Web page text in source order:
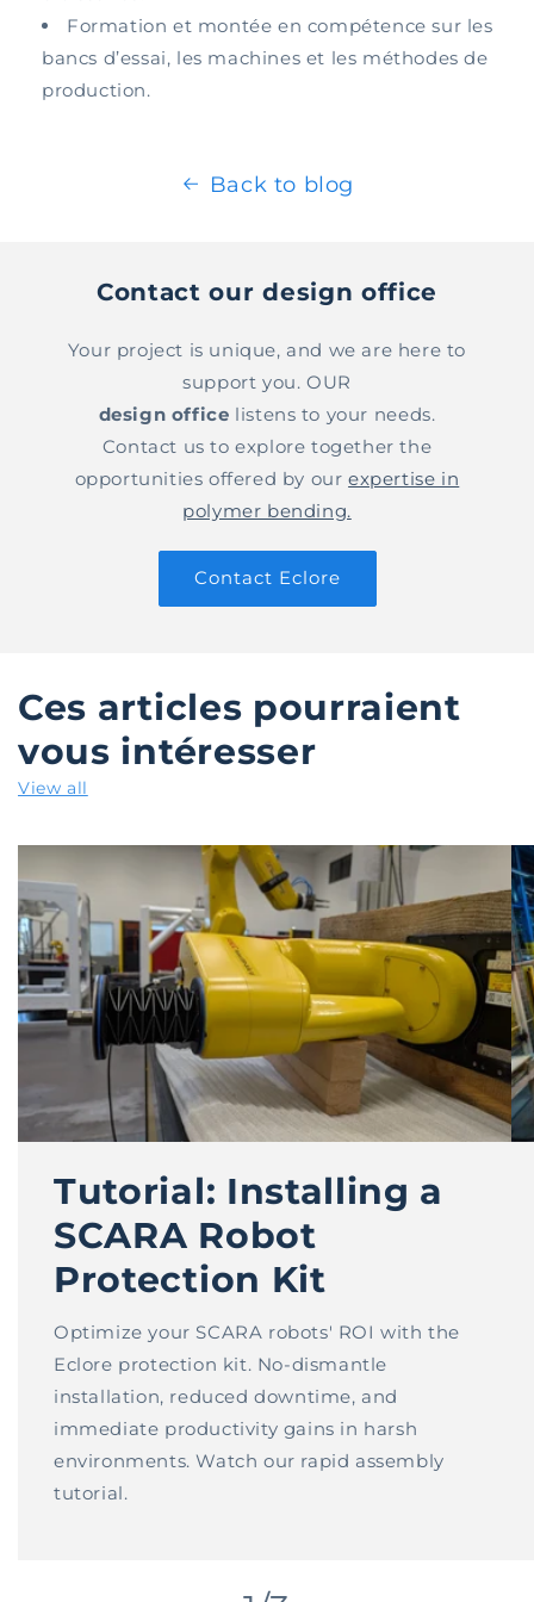
Formation et montée en compétence sur les
bancs d’essai, les machines et les méthodes de
production.
Back to blog
Contact our design office
Your project is unique, and we are here to
support you. OUR
design office listens to your needs.
Contact us to explore together the
opportunities offered by ourexpertise in
polymer bending.
Contact Eclore
Ces articles pourraient
vous intéresser
View all
Tutorial: Installing a
SCARA Robot
Protection Kit
Optimize your SCARA robots' ROI with the
Eclore protection kit. No-dismantle
installation, reduced downtime, and
immediate productivity gains in harsh
environments. Watch our rapid assembly
tutorial.